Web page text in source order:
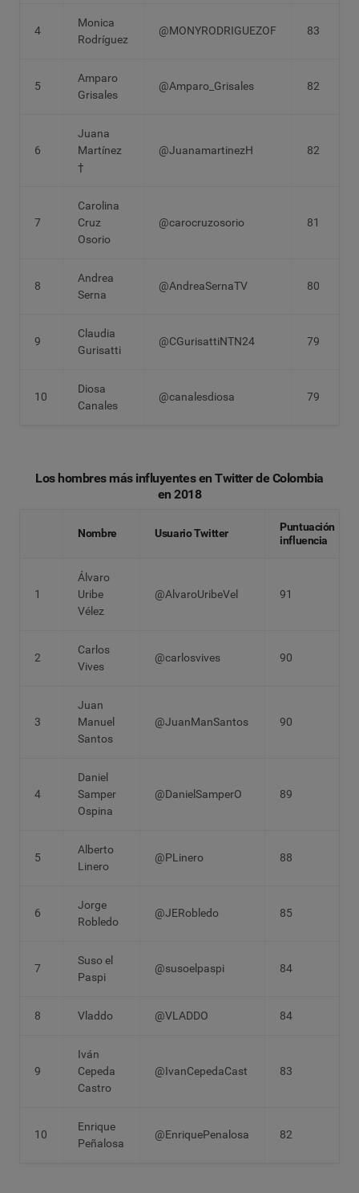
4
Monica
Rodríguez
@MONYRODRIGUEZOF 83
5
Amparo
Grisales
@Amparo_Grisales 82
6
Juana
Martínez
†
@JuanamartinezH 82
7
Carolina
Cruz
Osorio
@carocruzosorio 81
8
Andrea
Serna
@AndreaSernaTV 80
9
Claudia
Gurisatti
@CGurisattiNTN24 79
10
Diosa
Canales
@canalesdiosa 79
Los hombres más influyentes en Twitter de Colombia
en 2018
Nombre Usuario Twitter
Puntuación
influencia
1
Álvaro
Uribe
Vélez
@AlvaroUribeVel 91
2
Carlos
Vives
@carlosvives 90
3
Juan
Manuel
Santos
@JuanManSantos 90
4
Daniel
Samper
Ospina
@DanielSamperO 89
5
Alberto
Linero
@PLinero 88
6
Jorge
Robledo
@JERobledo 85
7
Suso el
Paspi
@susoelpaspi 84
8 Vladdo @VLADDO 84
9
Iván
Cepeda
Castro
@IvanCepedaCast 83
10
Enrique
Peñalosa
@EnriquePenalosa 82